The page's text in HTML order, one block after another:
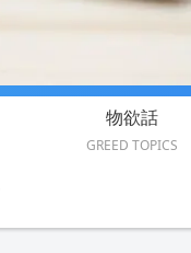
物欲話
GREED TOPICS